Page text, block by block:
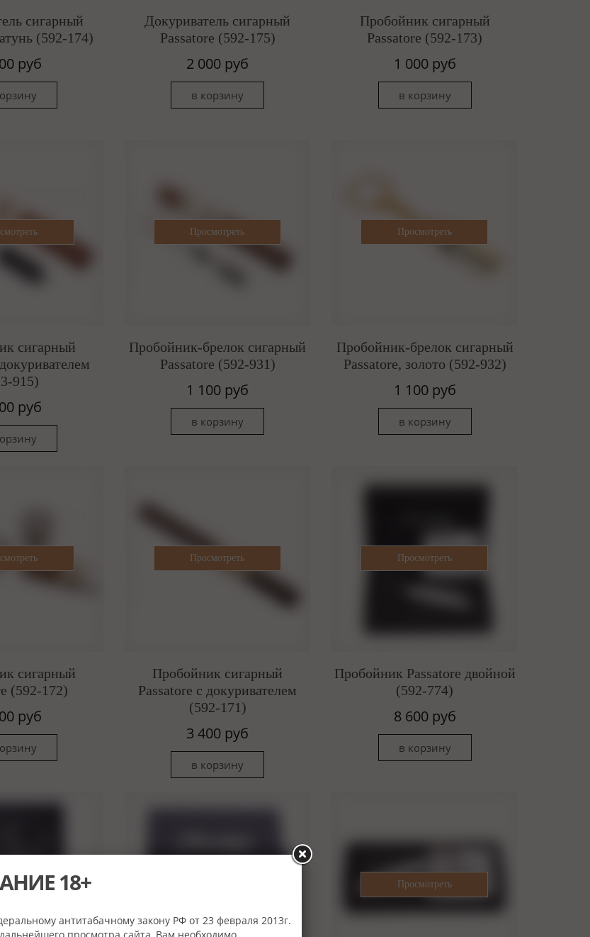
сигарный
(592-174)
руб
Докуриватель сигарный
Passatore (592-175)
2 000 руб
Пробойник сигарный
Passatore (592-173)
1 000 руб
сигарный
915)
руб
Пробойник-брелок сигарный
Passatore (592-931)
1 100 руб
Пробойник-брелок сигарный
Passatore, золото (592-932)
1 100 руб
сигарный
(592-172)
руб
Пробойник сигарный
Passatore c докуривателем
(592-171)
3 400 руб
Пробойник Passatore двойной
(592-774)
8 600 руб
18+
антитабачному закону РФ от 23 февраля 2013г.